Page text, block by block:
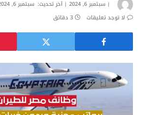
سبتمبر 6, 2024 آخر تحديث: سبتمبر 6, 2024
لا توجد تعليقات
3 دقائق